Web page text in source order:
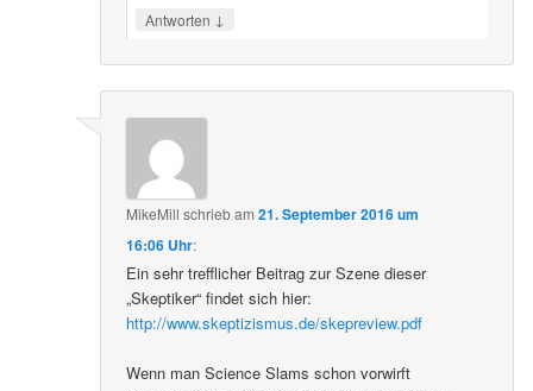
Antworten ↓
MikeMill schriebam21. September 2016 um
16:06 Uhr:
Ein sehr trefflicher Beitrag zur Szene dieser
„Skeptiker“ findet sich hier:
http://www.skeptizismus.de/skepreview.pdf
Wenn man Science Slams schon vorwirft